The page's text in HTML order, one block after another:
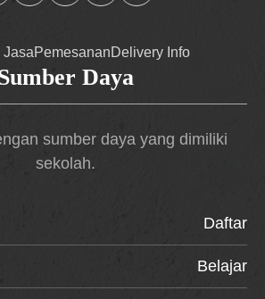
JasaPemesananDelivery Info
Daya
sumber daya yang dimiliki
sekolah.
Daftar
Belajar